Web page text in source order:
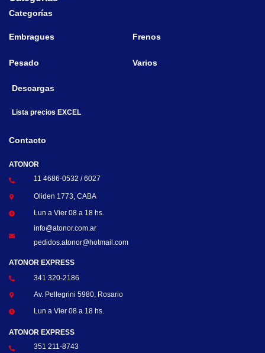
Categorías
Embragues Frenos
Pesado Varios
Descargas
Lista precios EXCEL
Contacto
ATONOR
11 4686-0532 / 6027
Oliden 1773, CABA
Lun a Vier 08 a 18 hs.
info@atonor.com.ar
pedidos.atonor@hotmail.com
ATONOR EXPRESS
341 320-2186
Av. Pellegrini 5980, Rosario
Lun a Vier 08 a 18 hs.
ATONOR EXPRESS
351 211-8743